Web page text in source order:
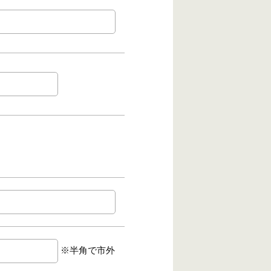
※半角で市外